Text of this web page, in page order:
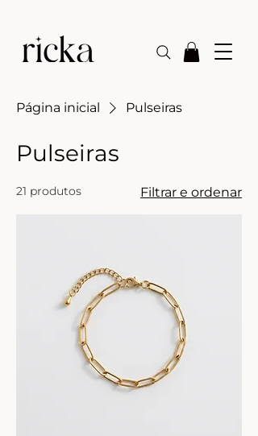
Página inicial Pulseiras
Pulseiras
21 produtos Filtrar e ordenar